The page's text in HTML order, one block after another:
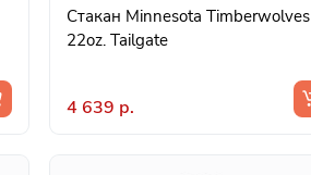
Стакан Minnesota Timberwolves
22oz. Tailgate
4 639 р.